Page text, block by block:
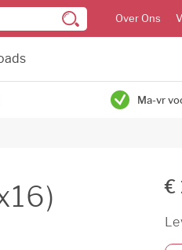
Over Ons
Ma-vr
€